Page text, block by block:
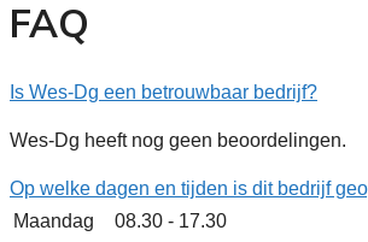
FAQ
Is Wes-Dg een betrouwbaar bedrijf?
Wes-Dg heeft nog geen beoordelingen.
Op welke dagen en tijden is dit bedrijf
Maandag
08.30 - 17.30